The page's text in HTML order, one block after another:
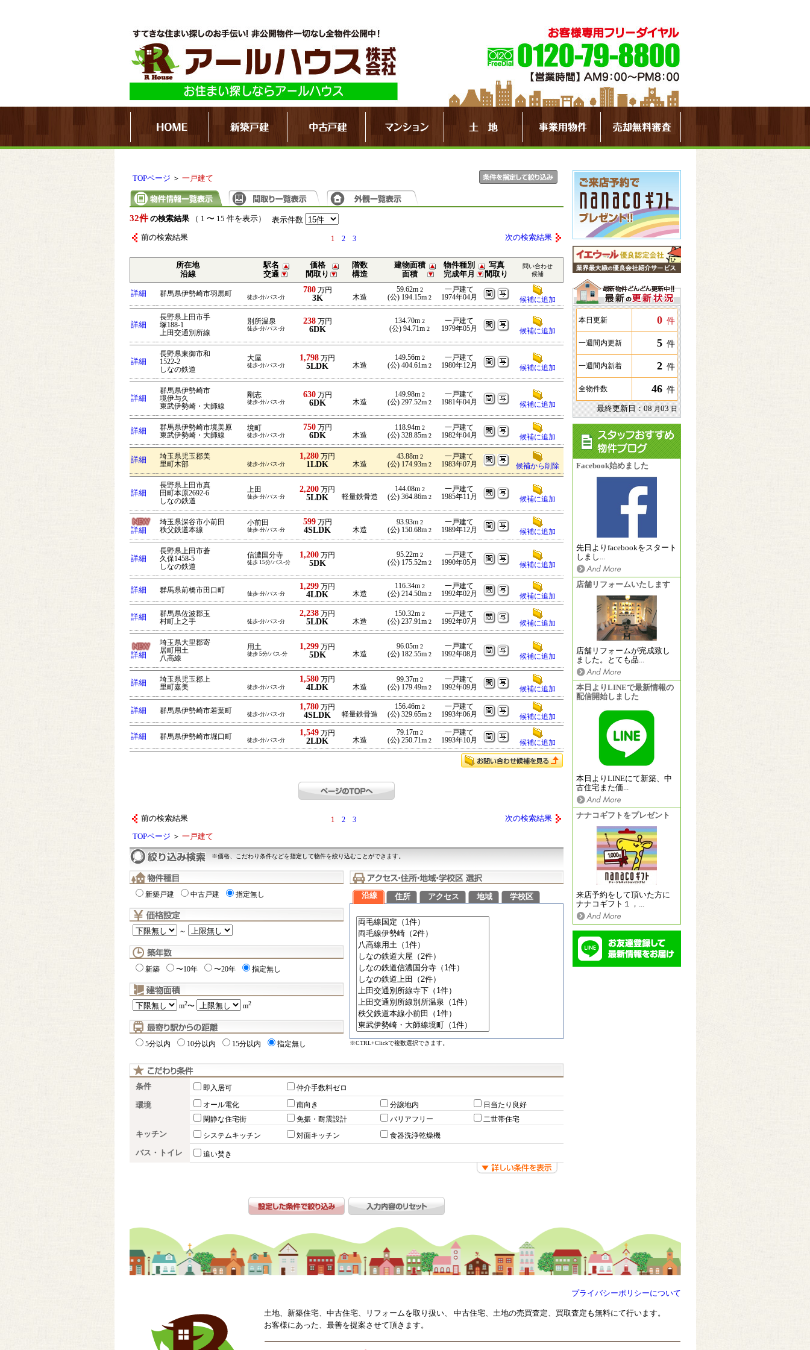
本日更新 0 件
一週間内更新 5 件
一週間内新着 2 件
全物件数 46 件
最終更新日：08 月03 日
Facebook始めました
先日よりfacebookをスタート
しまし...
店舗リフォームいたします
店舗リフォームが完成致し
ました。とても品...
本日よりLINEで最新情報の
配信開始しました
本日よりLINEにて新築、中
古住宅また価...
ナナコギフトをプレゼント
来店予約をして頂いた方に
ナナコギフト１，...
TOPページ ＞ 一戸建て
32件 の検索結果（ 1 〜 15 件を表示） 表示件数
前の検索結果 1 2 3 次の検索結果
所在地
沿線
駅名
交通
価格
間取り
階数
構造
建物面積
面積
物件種別
完成年月
写真
間取り
問い合わせ
候補
詳細 群馬県伊勢崎市羽黒町 徒歩-分/バス-分
780万円
3K 木造
59.62m 2
(公) 194.15m 2
一戸建て
1974年04月
候補に追加
詳細
長野県上田市手
塚188-1
上田交通別所線
別所温泉
徒歩-分/バス-分
238万円
6DK
134.70m 2
(公) 94.71m 2
一戸建て
1979年05月
候補に追加
詳細
長野県東御市和
1522-2
しなの鉄道
大屋
徒歩-分/バス-分
1,798 万円
5LDK 木造
149.56m 2
(公) 404.61m 2
一戸建て
1980年12月
候補に追加
詳細
群馬県伊勢崎市
境伊与久
東武伊勢崎・大師線
剛志
徒歩-分/バス-分
630万円
6DK 木造
149.98m 2
(公) 297.52m 2
一戸建て
1981年04月
候補に追加
詳細
群馬県伊勢崎市境美原
東武伊勢崎・大師線
境町
徒歩-分/バス-分
750万円
6DK 木造
118.94m 2
(公) 328.85m 2
一戸建て
1982年04月
候補に追加
詳細
埼玉県児玉郡美
里町木部
徒歩-分/バス-分
1,280 万円
1LDK 木造
43.88m 2
(公) 174.93m 2
一戸建て
1983年07月
候補から削除
詳細
長野県上田市真
田町本原2692-6
しなの鉄道
上田
徒歩-分/バス-分
2,200 万円
5LDK 軽量鉄骨造
144.08m 2
(公) 364.86m 2
一戸建て
1985年11月
候補に追加
詳細
埼玉県深谷市小前田
秩父鉄道本線
小前田
徒歩-分/バス-分
599万円
4SLDK 木造
93.93m 2
(公) 150.68m 2
一戸建て
1989年12月
候補に追加
詳細
長野県上田市蒼
久保1458-5
しなの鉄道
信濃国分寺
徒歩 15分/バス-分
1,200 万円
5DK
95.22m 2
(公) 175.52m 2
一戸建て
1990年05月
候補に追加
詳細 群馬県前橋市田口町 徒歩-分/バス-分
1,299 万円
4LDK 木造
116.34m 2
(公) 214.50m 2
一戸建て
1992年02月
候補に追加
詳細
群馬県佐波郡玉
村町上之手
徒歩-分/バス-分
2,238 万円
5LDK 木造
150.32m 2
(公) 237.91m 2
一戸建て
1992年07月
候補に追加
詳細
埼玉県大里郡寄
居町用土
八高線
用土
徒歩 5分/バス-分
1,299 万円
5DK 木造
96.05m 2
(公) 182.55m 2
一戸建て
1992年08月
候補に追加
詳細
埼玉県児玉郡上
里町嘉美
徒歩-分/バス-分
1,580 万円
4LDK 木造
99.37m 2
(公) 179.49m 2
一戸建て
1992年09月
候補に追加
詳細 群馬県伊勢崎市若葉町 徒歩-分/バス-分
1,780 万円
4SLDK 軽量鉄骨造
156.46m 2
(公) 329.65m 2
一戸建て
1993年06月
候補に追加
詳細 群馬県伊勢崎市堀口町 徒歩-分/バス-分
1,549 万円
2LDK 木造
79.17m 2
(公) 250.71m 2
一戸建て
1993年10月
候補に追加
前の検索結果 1 2 3 次の検索結果
TOPページ ＞ 一戸建て
※価格、こだわり条件などを指定して物件を絞り込むことができます。
新築戸建 中古戸建 指定無し
～
新築 〜10年 〜20年 指定無し
m2〜 m2
5分以内 10分以内 15分以内 指定無し
沿線 住所 アクセス 地域 学校区
※CTRL+Clickで複数選択できます。
条件 即入居可 仲介手数料ゼロ
環境 オール電化 南向き 分譲地内
日当たり良好
閑静な住宅街
免振・耐震設計 バリアフリー 二世帯住宅
キッチン システムキッチン 対面キッチン 食器洗浄乾燥機
バス・トイレ 追い焚き
プライバシーポリシーについて
土地、新築住宅、中古住宅、リフォームを取り扱い、 中古住宅、土地の売買査定、買取査定も無料にて行います。
お客様にあった、最善を提案させて頂きます。